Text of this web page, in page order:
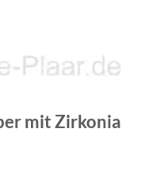
mit Zirkonia